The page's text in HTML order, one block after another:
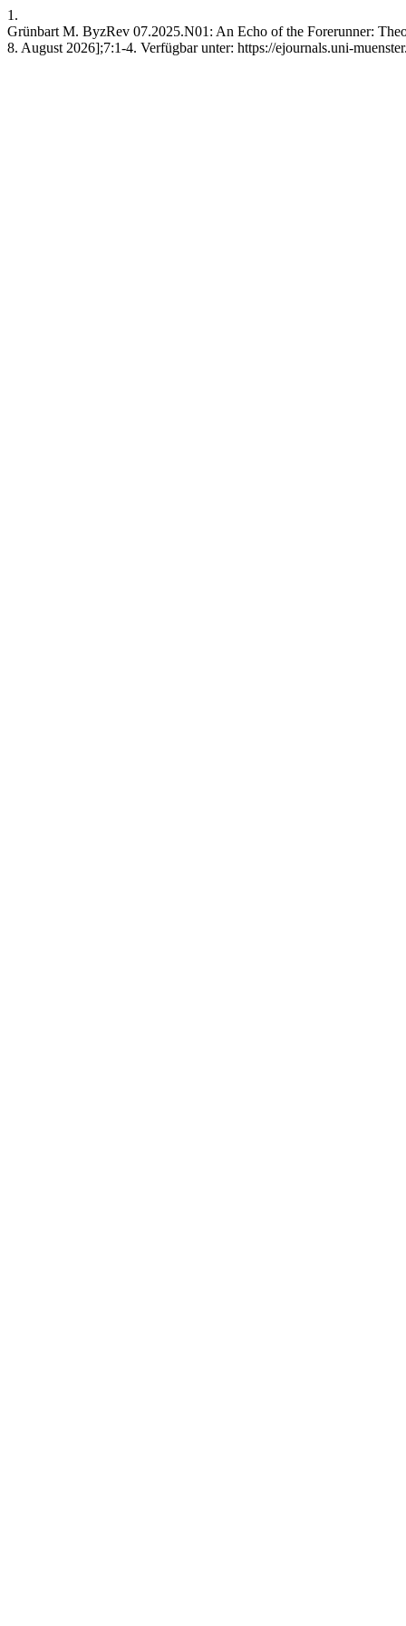
1.
Grünbart M. ByzRev 07.2025.N01: An Echo of the Forerunner:
8. August 2026];7:1-4. Verfügbar unter: https://ejournals.uni-